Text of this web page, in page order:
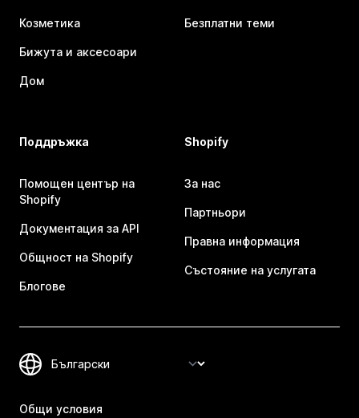
Козметика
Бижута и аксесоари
Дом
Безплатни теми
Поддръжка
Помощен център на
Shopify
Документация за API
Общност на Shopify
Блогове
Shopify
За нас
Партньори
Правна информация
Състояние на услугата
Общи условия